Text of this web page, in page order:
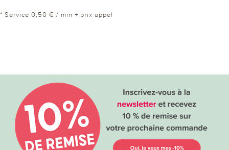
* Service 0,50 € / min + prix appel